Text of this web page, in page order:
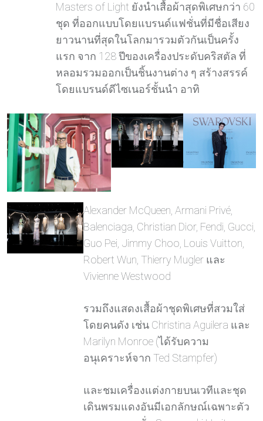
Masters of Light ยังนำเสื้อผ้าสุดพิเศษกว่า 60
ชุด ที่ออกแบบโดยแบรนด์แฟชั่นที่มีชื่อเสียง
ยาวนานที่สุดในโลกมารวมตัวกันเป็นครั้ง
แรก จาก 128 ปีของเครื่องประดับคริสตัล ที่
หลอมรวมออกเป็นชิ้นงานต่าง ๆ สร้างสรรค์
โดยแบรนด์ดีไซเนอร์ชั้นนำ อาทิ
Alexander McQueen, Armani Privé,
Balenciaga, Christian Dior, Fendi, Gucci,
Guo Pei, Jimmy Choo, Louis Vuitton,
Robert Wun, Thierry Mugler และ
Vivienne Westwood
รวมถึงแสดงเสื้อผ้าชุดพิเศษที่สวมใส่
โดยคนดัง เช่น Christina Aguilera และ
Marilyn Monroe (ได้รับความ
อนุเคราะห์จาก Ted Stampfer)
และชมเครื่องแต่งกายบนเวทีและชุด
เดินพรมแดงอันมีเอกลักษณ์เฉพาะตัว